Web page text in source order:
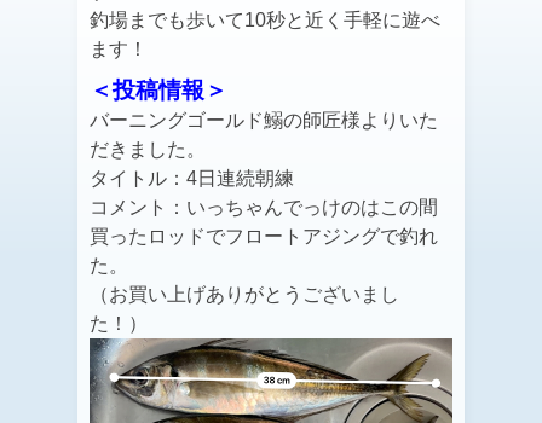
釣場までも歩いて10秒と近く手軽に遊べ
ます！
＜投稿情報＞
バーニングゴールド鰯の師匠様よりいた
だきました。
タイトル：4日連続朝練
コメント：いっちゃんでっけのはこの間
買ったロッドでフロートアジングで釣れ
た。
（お買い上げありがとうございまし
た！）